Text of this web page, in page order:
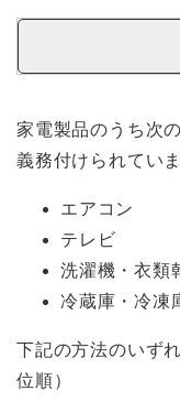
家電製品のうち次
義務付けられていま
エアコン
テレビ
洗濯機・衣類
冷蔵庫・冷凍
下記の方法のいず
位順）